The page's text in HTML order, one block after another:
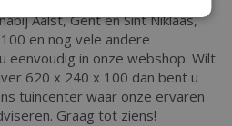
Aalst, Gent en Sint Niklaas,
en nog vele andere
eenvoudig in onze webshop. Wilt
620 x 240 x 100 dan bent u
tuincenter waar onze ervaren
Graag tot ziens!